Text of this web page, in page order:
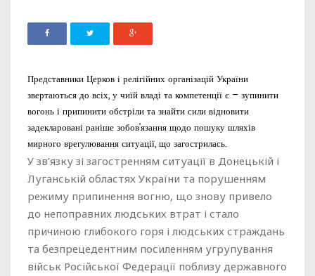
Представники Церков і релігійних організацій України
звертаються до всіх, у чиїй владі та компетенції є – зупинити
вогонь і припинити обстріли та знайти сили відновити
задекларовані раніше зобов’язання щодо пошуку шляхів
мирного врегулювання ситуації, що загострилась.
У зв’язку зі загостренням ситуації в Донецькій і
Луганській областях України та порушенням
режиму припинення вогню, що знову привело
до непоправних людських втрат і стало
причиною глибокого горя і людських страждань
та безпрецедентним посиленням угрупування
військ Російської Федерації поблизу державного